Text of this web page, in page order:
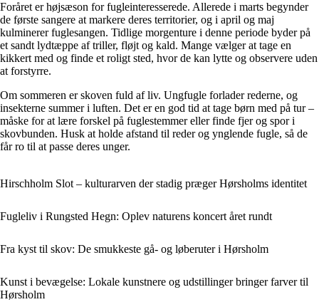
Foråret er højsæson for fugleinteresserede. Allerede i marts begynder
de første sangere at markere deres territorier, og i april og maj
kulminerer fuglesangen. Tidlige morgenture i denne periode byder på
et sandt lydtæppe af triller, fløjt og kald. Mange vælger at tage en
kikkert med og finde et roligt sted, hvor de kan lytte og observere uden
at forstyrre.
Om sommeren er skoven fuld af liv. Ungfugle forlader rederne, og
insekterne summer i luften. Det er en god tid at tage børn med på tur –
måske for at lære forskel på fuglestemmer eller finde fjer og spor i
skovbunden. Husk at holde afstand til reder og ynglende fugle, så de
får ro til at passe deres unger.
Hirschholm Slot – kulturarven der stadig præger Hørsholms identitet
Fugleliv i Rungsted Hegn: Oplev naturens koncert året rundt
Fra kyst til skov: De smukkeste gå- og løberuter i Hørsholm
Kunst i bevægelse: Lokale kunstnere og udstillinger bringer farver til
Hørsholm